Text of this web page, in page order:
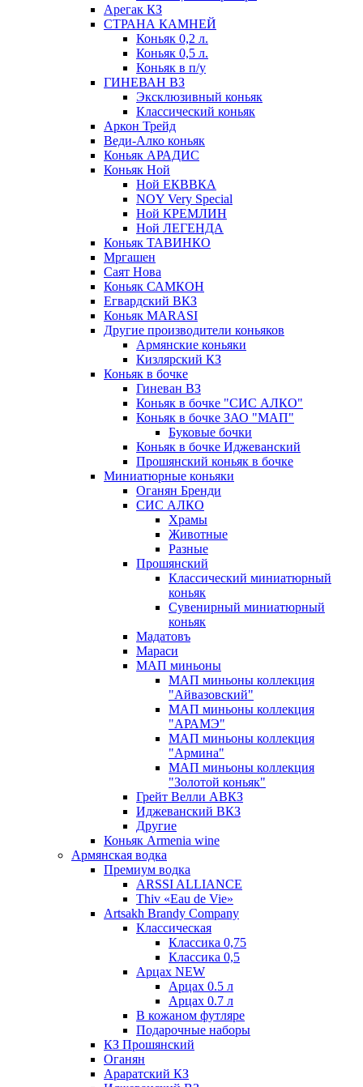
Арегак КЗ
СТРАНА КАМНЕЙ
Коньяк 0,2 л.
Коньяк 0,5 л.
Коньяк в п/у
ГИНЕВАН ВЗ
Эксклюзивный коньяк
Классический коньяк
Аркон Трейд
Веди-Алко коньяк
Коньяк АРАДИС
Коньяк Ной
Ной ЕКВВКА
NOY Very Special
Ной КРЕМЛИН
Ной ЛЕГЕНДА
Коньяк ТАВИНКО
Мргашен
Саят Нова
Коньяк САМКОН
Егвардский ВКЗ
Коньяк MARASI
Другие производители коньяков
Армянские коньяки
Кизлярский КЗ
Коньяк в бочке
Гиневан ВЗ
Коньяк в бочке "СИС АЛКО"
Коньяк в бочке ЗАО "МАП"
Буковые бочки
Коньяк в бочке Иджеванский
Прошянский коньяк в бочке
Миниатюрные коньяки
Оганян Бренди
СИС АЛКО
Храмы
Животные
Разные
Прошянский
Классический миниатюрный
коньяк
Сувенирный миниатюрный
коньяк
Мадатовъ
Мараси
МАП миньоны
МАП миньоны коллекция
"Айвазовский"
МАП миньоны коллекция
"АРАМЭ"
МАП миньоны коллекция
"Армина"
МАП миньоны коллекция
"Золотой коньяк"
Грейт Велли АВКЗ
Иджеванский ВКЗ
Другие
Коньяк Armenia wine
Армянская водка
Премиум водка
ARSSI ALLIANCE
Thiv «Eau de Vie»
Artsakh Brandy Company
Классическая
Классика 0,75
Классика 0,5
Арцах NEW
Арцах 0.5 л
Арцах 0.7 л
В кожаном футляре
Подарочные наборы
КЗ Прошянский
Оганян
Араратский КЗ